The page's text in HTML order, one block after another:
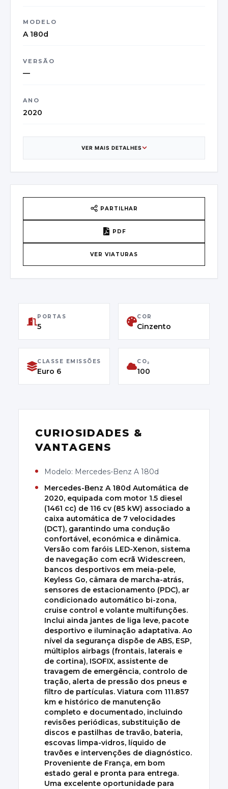
MODELO
A 180d
VERSÃO
—
ANO
2020
France - Quincieux
W1K1770031V079149
CLASSE DE EMISSÕES
Euro 6
VER MAIS DETALHES
PARTILHAR
PDF
VER VIATURAS
PORTAS
5
COR
Cinzento
CLASSE EMISSÕES
Euro 6
CO₂
100
CURIOSIDADES &
VANTAGENS
Modelo: Mercedes-Benz A 180d
Mercedes-Benz A 180d Automática de
2020, equipada com motor 1.5 diesel
(1461 cc) de 116 cv (85 kW) associado a
caixa automática de 7 velocidades
(DCT), garantindo uma condução
confortável, económica e dinâmica.
Versão com faróis LED-Xenon, sistema
de navegação com ecrã Widescreen,
bancos desportivos em meia-pele,
Keyless Go, câmara de marcha-atrás,
sensores de estacionamento (PDC), ar
condicionado automático bi-zona,
cruise control e volante multifunções.
Inclui ainda jantes de liga leve, pacote
desportivo e iluminação adaptativa. Ao
nível da segurança dispõe de ABS, ESP,
múltiplos airbags (frontais, laterais e
de cortina), ISOFIX, assistente de
travagem de emergência, controlo de
tração, alerta de pressão dos pneus e
filtro de partículas. Viatura com 111.857
km e histórico de manutenção
completo e documentado, incluindo
revisões periódicas, substituição de
discos e pastilhas de travão, bateria,
escovas limpa-vidros, líquido de
travões e intervenções de diagnóstico.
Proveniente de França, em bom
estado geral e pronta para entrega.
Uma excelente oportunidade para